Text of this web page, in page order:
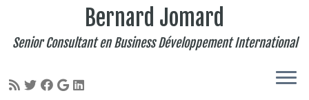
Bernard Jomard
Senior Consultant en Business Développement International